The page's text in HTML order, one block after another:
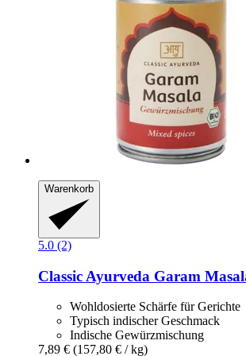
Warenkorb
5.0 (2)
Classic Ayurveda Garam
Wohldosierte Schärfe für Gerichte
Typisch indischer Geschmack
Indische Gewürzmischung
7,89 € (157,80 € / kg)